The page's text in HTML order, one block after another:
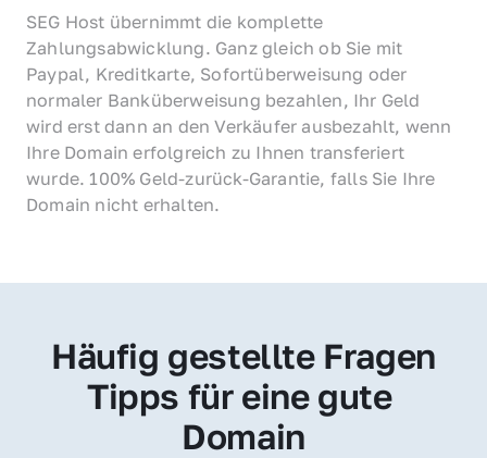
SEG Host übernimmt die komplette
Zahlungsabwicklung. Ganz gleich ob Sie mit
Paypal, Kreditkarte, Sofortüberweisung oder
normaler Banküberweisung bezahlen, Ihr Geld
wird erst dann an den Verkäufer ausbezahlt, wenn
Ihre Domain erfolgreich zu Ihnen transferiert
wurde. 100% Geld-zurück-Garantie, falls Sie Ihre
Domain nicht erhalten.
Häufig gestellte Fragen
Tipps für eine gute
Domain